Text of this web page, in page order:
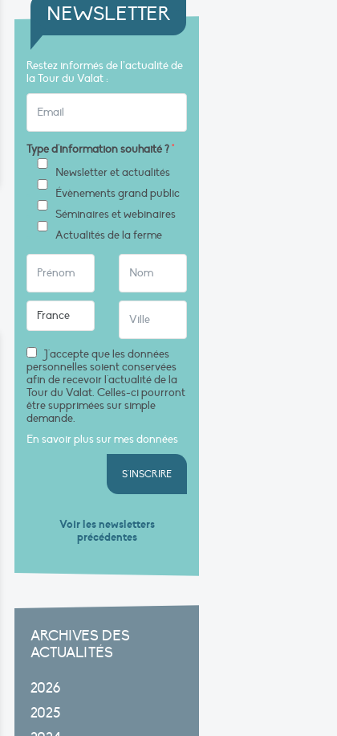
NEWSLETTER
Restez informés de l’actualité de
la Tour du Valat :
Type d'information souhaité ?*
Newsletter et actualités
Évènements grand public
Séminaires et webinaires
Actualités de la ferme
J'accepte que les données
personnelles soient conservées
afin de recevoir l'actualité de la
Tour du Valat. Celles-ci pourront
être supprimées sur simple
demande.
En savoir plus sur mes données
S'INSCRIRE
Voir les newsletters
précédentes
ARCHIVES DES
ACTUALITÉS
2026
2025